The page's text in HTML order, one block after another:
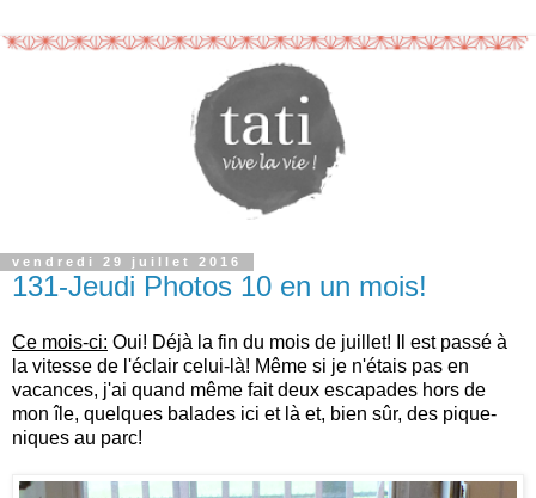
vendredi 29 juillet 2016
131-Jeudi Photos 10 en un mois!
Ce mois-ci: Oui! Déjà la fin du mois de juillet! Il est passé à
la vitesse de l'éclair celui-là! Même si je n'étais pas en
vacances, j'ai quand même fait deux escapades hors de
mon île, quelques balades ici et là et, bien sûr, des pique-
niques au parc!